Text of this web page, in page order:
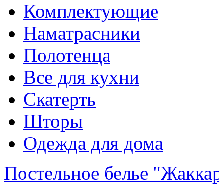
Комплектующие
Наматрасники
Полотенца
Все для кухни
Скатерть
Шторы
Одежда для дома
Постельное белье